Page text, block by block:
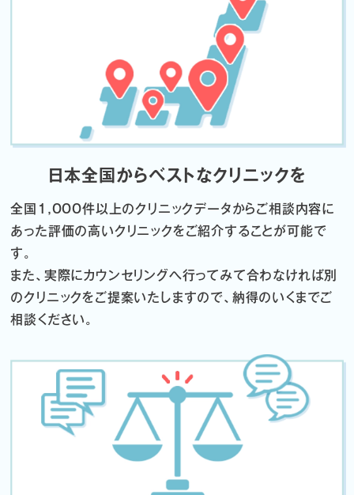
日本全国からベストなクリニックを
全国1,000件以上のクリニックデータからご相談内容に
あった評価の高いクリニックをご紹介することが可能で
す。
また、実際にカウンセリングへ行ってみて合わなければ別
のクリニックをご提案いたしますので、納得のいくまでご
相談ください。